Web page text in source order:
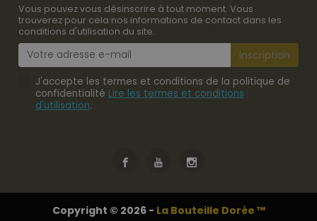
Vous pouvez vous désinscrire à tout moment. Vous
trouverez pour cela nos informations de contact dans les
conditions d'utilisation du site.
J'accepte les termes et conditions de la politique de
confidentialité Lire les termes et conditions
d'utilisation.
Copyright © 2026 - La Bouteille Dorée ™